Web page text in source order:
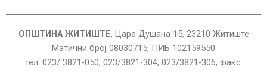
ОПШТИНА ЖИТИШТЕ, Цара Душана 15, 23210 Житиште
Матични број 08030715, ПИБ 102159550
тел: 023/ 3821-050, 023/3821-304, 023/3821-306, факс: